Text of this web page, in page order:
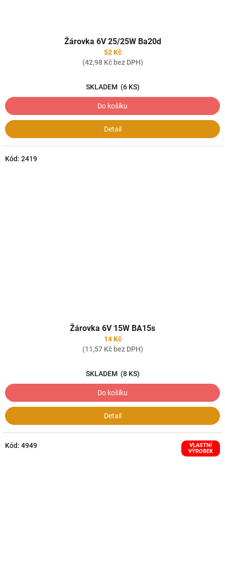
Žárovka 6V 25/25W Ba20d
52 Kč
(42,98 Kč bez DPH)
SKLADEM (6 KS)
Do košíku
Detail
Žárovka 6V 15W BA15s
14 Kč
(11,57 Kč bez DPH)
SKLADEM (8 KS)
Do košíku
Detail
Kód: 2419
VLASTNÍ
VÝROBEK
Kód: 4949